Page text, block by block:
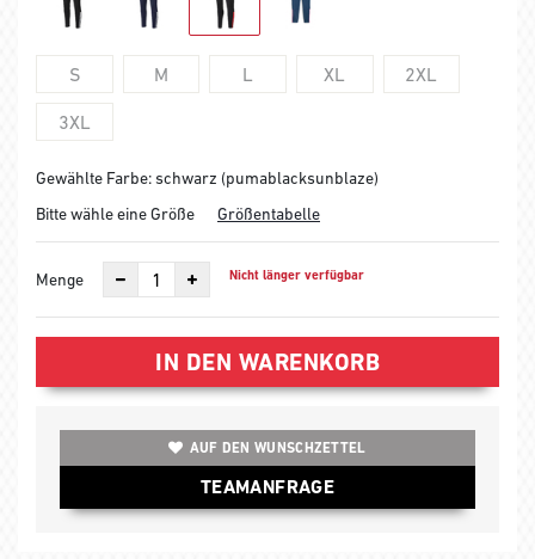
S M L XL 2XL
3XL
Gewählte Farbe: schwarz (pumablacksunblaze)
Bitte wähle eine Größe
Größentabelle
Menge Nicht länger verfügbar
IN DEN WARENKORB
AUF DEN WUNSCHZETTEL
TEAMANFRAGE